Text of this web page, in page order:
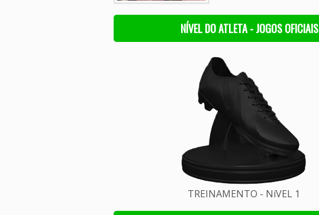
NÍVEL DO ATLETA - JOGOS OFICIAIS
TREINAMENTO - NíVEL 1